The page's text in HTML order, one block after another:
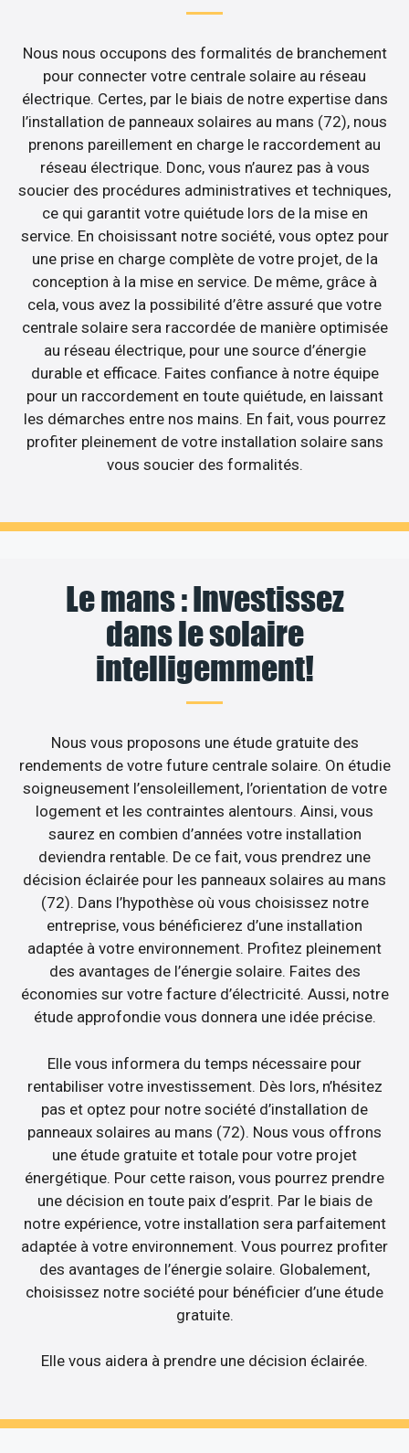
Nous nous occupons des formalités de branchement
pour connecter votre centrale solaire au réseau
électrique. Certes, par le biais de notre expertise dans
l’installation de panneaux solaires au mans (72), nous
prenons pareillement en charge le raccordement au
réseau électrique. Donc, vous n’aurez pas à vous
soucier des procédures administratives et techniques,
ce qui garantit votre quiétude lors de la mise en
service. En choisissant notre société, vous optez pour
une prise en charge complète de votre projet, de la
conception à la mise en service. De même, grâce à
cela, vous avez la possibilité d’être assuré que votre
centrale solaire sera raccordée de manière optimisée
au réseau électrique, pour une source d’énergie
durable et efficace. Faites confiance à notre équipe
pour un raccordement en toute quiétude, en laissant
les démarches entre nos mains. En fait, vous pourrez
profiter pleinement de votre installation solaire sans
vous soucier des formalités.
Le mans : Investissez
dans le solaire
intelligemment!
Nous vous proposons une étude gratuite des
rendements de votre future centrale solaire. On étudie
soigneusement l’ensoleillement, l’orientation de votre
logement et les contraintes alentours. Ainsi, vous
saurez en combien d’années votre installation
deviendra rentable. De ce fait, vous prendrez une
décision éclairée pour les panneaux solaires au mans
(72). Dans l’hypothèse où vous choisissez notre
entreprise, vous bénéficierez d’une installation
adaptée à votre environnement. Profitez pleinement
des avantages de l’énergie solaire. Faites des
économies sur votre facture d’électricité. Aussi, notre
étude approfondie vous donnera une idée précise.
Elle vous informera du temps nécessaire pour
rentabiliser votre investissement. Dès lors, n’hésitez
pas et optez pour notre société d’installation de
panneaux solaires au mans (72). Nous vous offrons
une étude gratuite et totale pour votre projet
énergétique. Pour cette raison, vous pourrez prendre
une décision en toute paix d’esprit. Par le biais de
notre expérience, votre installation sera parfaitement
adaptée à votre environnement. Vous pourrez profiter
des avantages de l’énergie solaire. Globalement,
choisissez notre société pour bénéficier d’une étude
gratuite.
Elle vous aidera à prendre une décision éclairée.